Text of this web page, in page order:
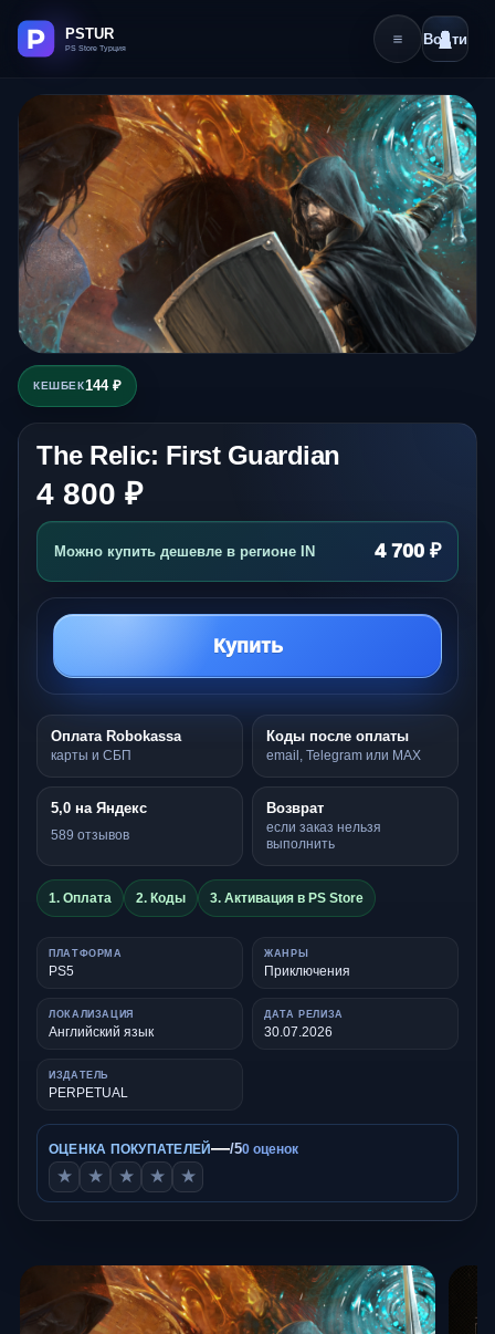
Войти
КЕШБЕК144 ₽
The Relic: First Guardian
4 800 ₽
Можно купить дешевле в регионе IN 4 700 ₽
Купить
Оплата Robokassa
карты и СБП
Коды после оплаты
email, Telegram или MAX
5,0 на Яндекс
589 отзывов
Возврат
если заказ нельзя
выполнить
1. Оплата 2. Коды 3. Активация в PS Store
ПЛАТФОРМА
PS5
ЖАНРЫ
Приключения
ЛОКАЛИЗАЦИЯ
Английский язык
ДАТА РЕЛИЗА
30.07.2026
ИЗДАТЕЛЬ
PERPETUAL
ОЦЕНКА ПОКУПАТЕЛЕЙ—/50 оценок
★ ★ ★ ★ ★